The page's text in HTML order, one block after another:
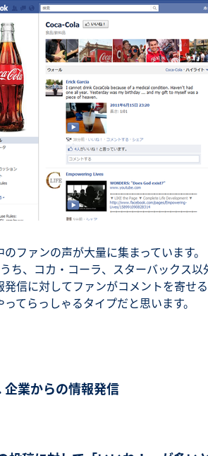
のファンの声が大量に集まっています。
ち、コカ・コーラ、スターバックス
発信に対してファンがコメントを寄せ
ってらっしゃるタイプだと思います。
企業からの情報発信